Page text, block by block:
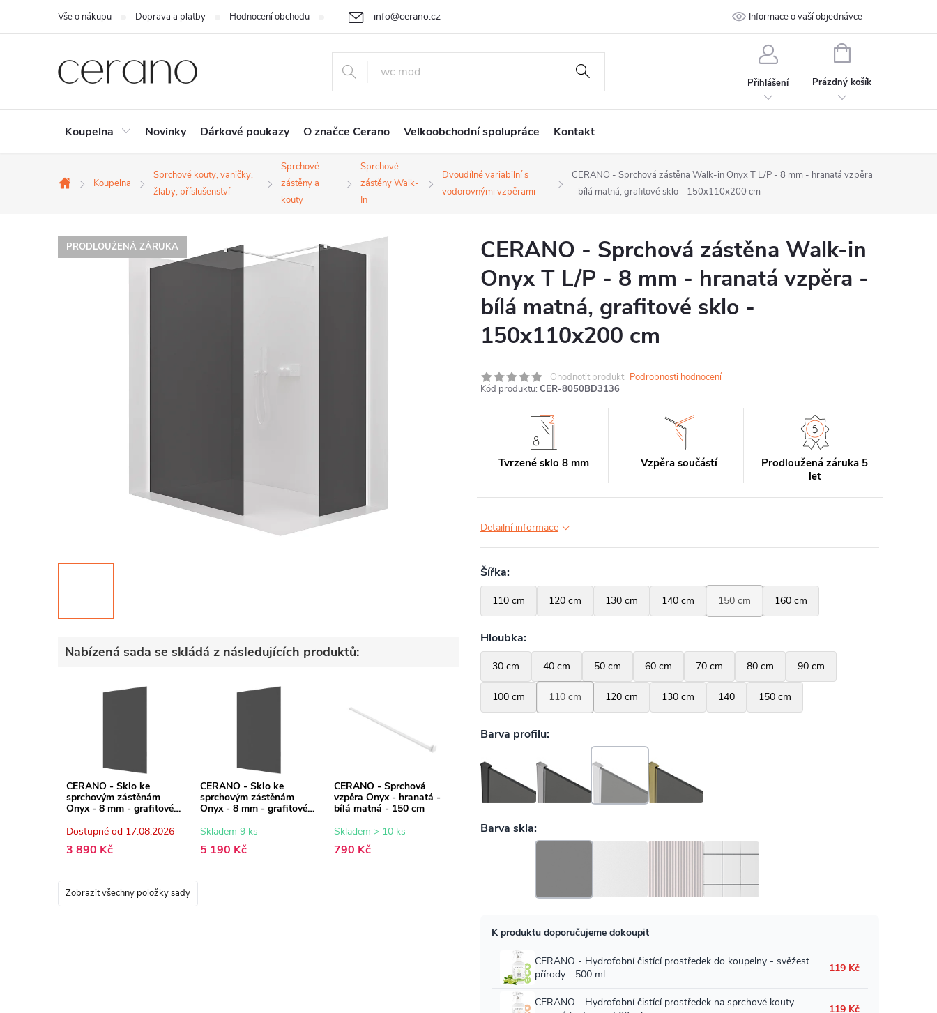
+420 226 400 232
info@cerano.cz
Vše o nákupu Doprava a platby Hodnocení obchodu Cenová nabídka na míru Ochrana osobních údajů Kontakt
Informace o vaší objednávce
Přihlášení
NÁKUPNÍ
Prázdný košík
Koupelna Novinky Dárkové poukazy O značce Cerano Velkoobchodní spolupráce Kontakt
Domů
Koupelna
Sprchové kouty, vaničky,
žlaby, příslušenství
Sprchové
zástěny a
kouty
Sprchové
zástěny Walk-
In
Dvoudílné variabilní s
vodorovnými vzpěrami
CERANO - Sprchová zástěna Walk-in Onyx T L/P - 8 mm - hranatá vzpěra
- bílá matná, grafitové sklo - 150x110x200 cm
PRODLOUŽENÁ ZÁRUKA
Nabízená sada se skládá z následujících produktů:
CERANO - Sklo ke
sprchovým zástěnám
Onyx - 8 mm - grafitové
Dostupné od 17.08.2026
3 890 Kč
CERANO - Sklo ke
sprchovým zástěnám
Onyx - 8 mm - grafitové
Skladem 9 ks
5 190 Kč
CERANO - Sprchová
vzpěra Onyx - hranatá -
bílá matná - 150 cm
Skladem > 10 ks
790 Kč
Zobrazit všechny položky sady
CERANO - Sprchová zástěna Walk-in
Onyx T L/P - 8 mm - hranatá vzpěra -
bílá matná, grafitové sklo -
150x110x200 cm
Ohodnotit produkt Podrobnosti hodnocení
Kód produktu: CER-8050BD3136
Tvrzené sklo 8 mm Vzpěra součástí
Prodloužená záruka 5
let
Detailní informace